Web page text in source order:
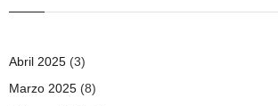
Abril 2025 (3)
Marzo 2025 (8)